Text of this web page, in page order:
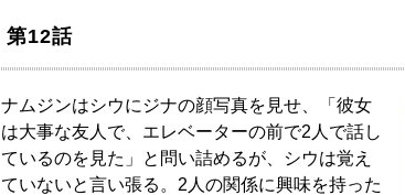
第12話
ナムジンはシウにジナの顔写真を見せ、「彼女
は大事な友人で、エレベーターの前で2人で話し
ているのを見た」と問い詰めるが、シウは覚え
ていないと言い張る。2人の関係に興味を持った